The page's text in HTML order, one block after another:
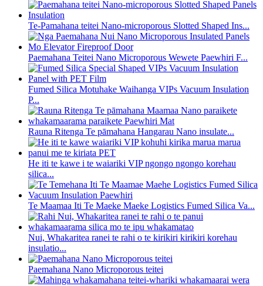
Te-Pamahana teitei Nano-microporous Slotted Shaped Ins...
Paemahana Teitei Nano Microporous Wewete Paewhiri F...
Fumed Silica Motuhake Waihanga VIPs Vacuum Insulation
P...
Rauna Ritenga Te pāmahana Hangarau Nano insulate...
He iti te kawe i te waiariki VIP ngongo ngongo korehau
silica...
Te Maamaa Iti Te Maeke Maeke Logistics Fumed Silica Va...
Nui, Whakaritea ranei te rahi o te kirikiri kirikiri korehau
insulatio...
Paemahana Nano Microporous teitei